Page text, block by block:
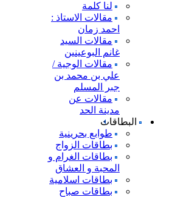
لنا كلمة
مقالات الاستاذ :
احمد زمان
مقالات السيد
غانم البوعينين
مقالات الوجية /
علي بن محمد بن
جبر المسلم
مقالات عن
مدينة الحد
البطاقات
طوابع بحرينية
بطاقات الزواج
بطاقات الغرام و
المحبة و العشاق
بطاقات اسلامية
بطاقات صباح